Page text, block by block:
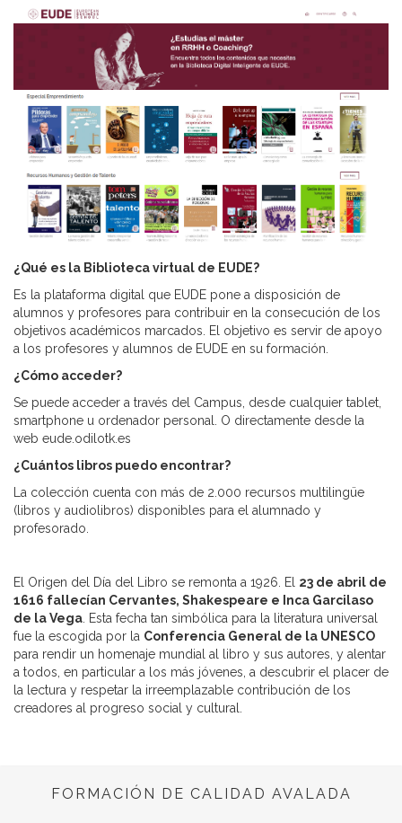
¿Qué es la Biblioteca virtual de EUDE?
Es la plataforma digital que EUDE pone a disposición de
alumnos y profesores para contribuir en la consecución de los
objetivos académicos marcados. El objetivo es servir de apoyo
a los profesores y alumnos de EUDE en su formación.
¿Cómo acceder?
Se puede acceder a través del Campus, desde cualquier tablet,
smartphone u ordenador personal. O directamente desde la
web eude.odilotk.es
¿Cuántos libros puedo encontrar?
La colección cuenta con más de 2.000 recursos multilingüe
(libros y audiolibros) disponibles para el alumnado y
profesorado.
El Origen del Día del Libro se remonta a 1926. El 23 de abril de
1616 fallecían Cervantes, Shakespeare e Inca Garcilaso
de la Vega . Esta fecha tan simbólica para la literatura universal
fue la escogida por la Conferencia General de la UNESCO
para rendir un homenaje mundial al libro y sus autores, y alentar
a todos, en particular a los más jóvenes, a descubrir el placer de
la lectura y respetar la irreemplazable contribución de los
creadores al progreso social y cultural.
FORMACIÓN DE CALIDAD AVALADA